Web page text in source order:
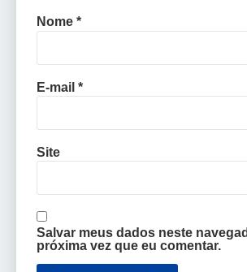
Nome *
E-mail *
Site
Salvar meus dados neste
próxima vez que eu comentar.